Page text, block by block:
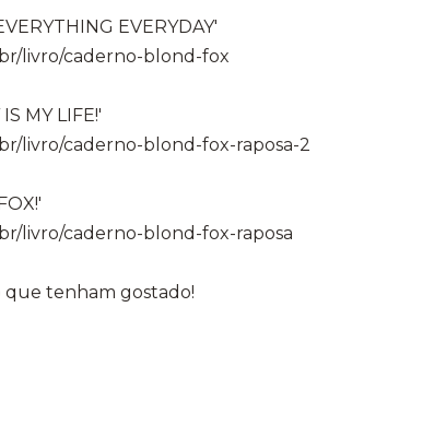
EVERYDAY'
livro/caderno-blond-fox
MY LIFE!'
livro/caderno-blond-fox-raposa-2
livro/caderno-blond-fox-raposa
que tenham gostado!